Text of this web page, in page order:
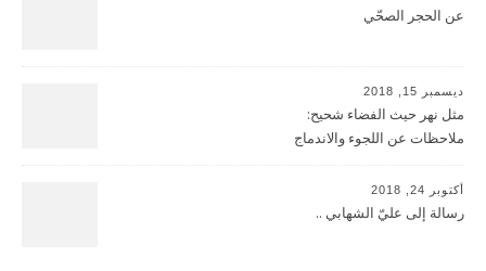
عن الحجر الصحّي
ديسمبر 15, 2018
مثل نهر حيث الفضاء شحيح:
ملاحظات عن اللجوء والاندماج
أكتوبر 24, 2018
رسالة إلى عليّ الشهابي ..